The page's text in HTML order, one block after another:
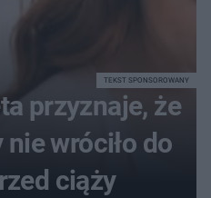
przyznaje, że
nie wróciło do
ciąży
TEKST SPONSOROWANY